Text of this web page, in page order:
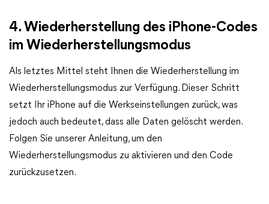
4. Wiederherstellung des iPhone-Codes
im Wiederherstellungsmodus
Als letztes Mittel steht Ihnen die Wiederherstellung im
Wiederherstellungsmodus zur Verfügung. Dieser Schritt
setzt Ihr iPhone auf die Werkseinstellungen zurück, was
jedoch auch bedeutet, dass alle Daten gelöscht werden.
Folgen Sie unserer Anleitung, um den
Wiederherstellungsmodus zu aktivieren und den Code
zurückzusetzen.